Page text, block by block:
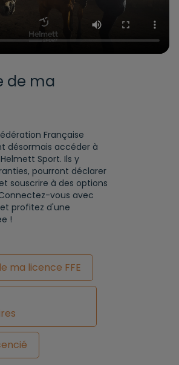
de ma
Française
désormais accéder à
Sport. Ils y
pourront déclarer
souscrire à des options
vous avec
profitez d'une
!
ma licence FFE